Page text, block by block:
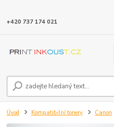
+420 737 174 021
Úvod Kompatibilní tonery Canon